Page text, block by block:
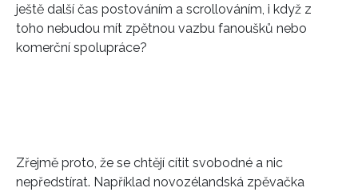
ještě další čas postováním a scrollováním, i když z
toho nebudou mít zpětnou vazbu fanoušků nebo
komerční spolupráce?
Zřejmě proto, že se chtějí cítit svobodné a nic
nepředstírat. Například novozélandská zpěvačka